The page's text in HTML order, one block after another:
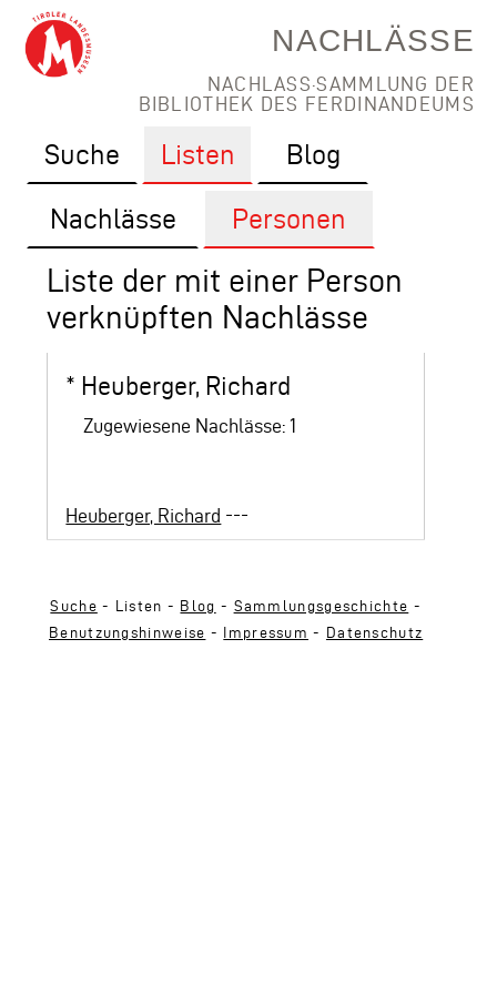
NACHLÄSSE
NACHLASS·SAMMLUNG DER
BIBLIOTHEK DES FERDINANDEUMS
Suche Listen Blog
Nachlässe Personen
Liste der mit einer Person
verknüpften Nachlässe
* Heuberger, Richard
Zugewiesene Nachlässe: 1
Heuberger, Richard ---
Suche - Listen - Blog - Sammlungsgeschichte -
Benutzungshinweise - Impressum - Datenschutz